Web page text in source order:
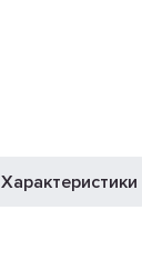
Характеристики